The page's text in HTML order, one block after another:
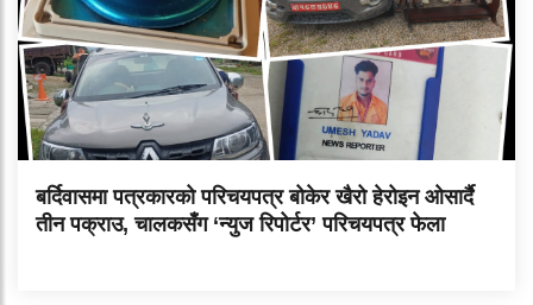
बर्दिवासमा पत्रकारको परिचयपत्र बोकेर खैरो हेरोइन ओसार्दै
तीन पक्राउ, चालकसँग ‘न्युज रिपोर्टर’ परिचयपत्र फेला